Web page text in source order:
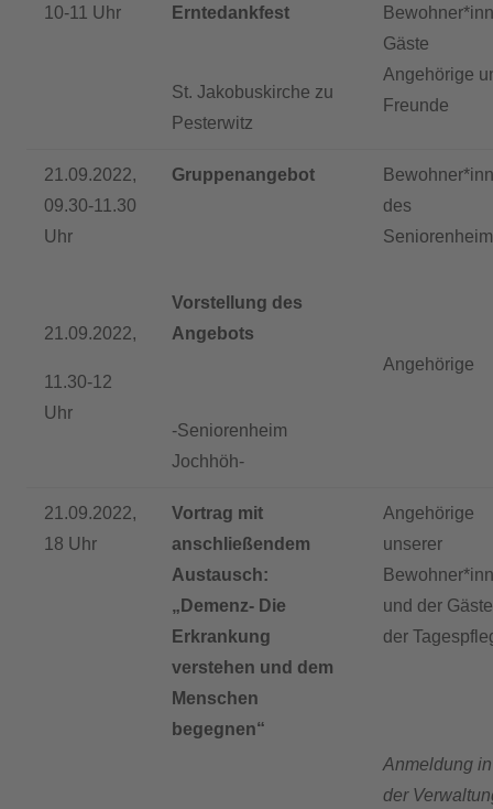
10-11 Uhr
Erntedankfest
St. Jakobuskirche zu
Pesterwitz
Gäste
Angehörige
Freunde
21.09.2022,
09.30-11.30
Uhr
21.09.2022,
11.30-12
Uhr
Gruppenangebot
Vorstellung des
Angebots
-Seniorenheim
Jochhöh-
des
Angehörige
21.09.2022,
18 Uhr
Vortrag mit
anschließendem
Austausch:
„Demenz- Die
Erkrankung
verstehen und dem
Menschen
begegnen“
Angehörige
unserer
und der Gäste
der
Anmeldung in
der